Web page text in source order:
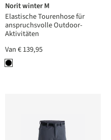
Norit winter M
Elastische Tourenhose für
anspruchsvolle Outdoor-
Aktivitäten
Van€ 139,95